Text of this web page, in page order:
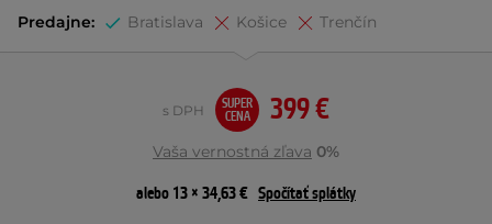
Predajne: Bratislava Košice Trenčín
399 €
s DPH
SUPER
CENA
Vaša vernostná zľava 0%
alebo 13 × 34,63 € Spočítať splátky